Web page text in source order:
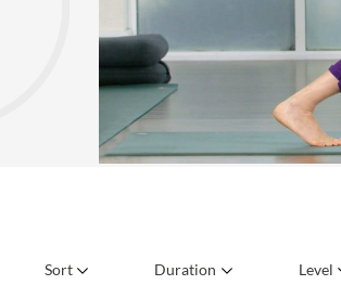
Sort Duration Level